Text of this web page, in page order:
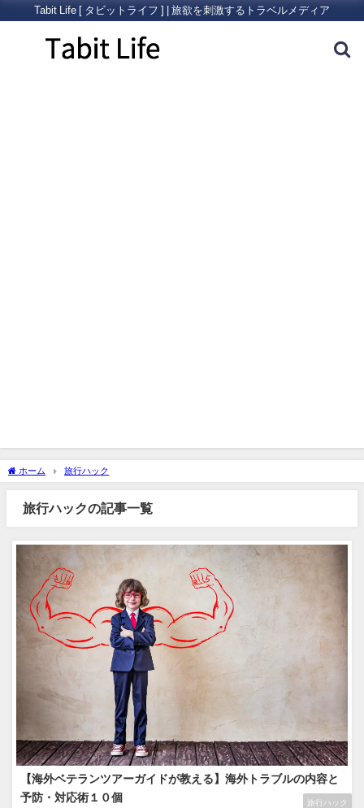
Tabit Life [ タビットライフ ] | 旅欲を刺激するトラベルメディア
ホーム 旅行ハック
旅行ハックの記事一覧
旅行ハック
【海外ベテランツアーガイドが教える】海外トラブルの内容と
予防・対応術１０個